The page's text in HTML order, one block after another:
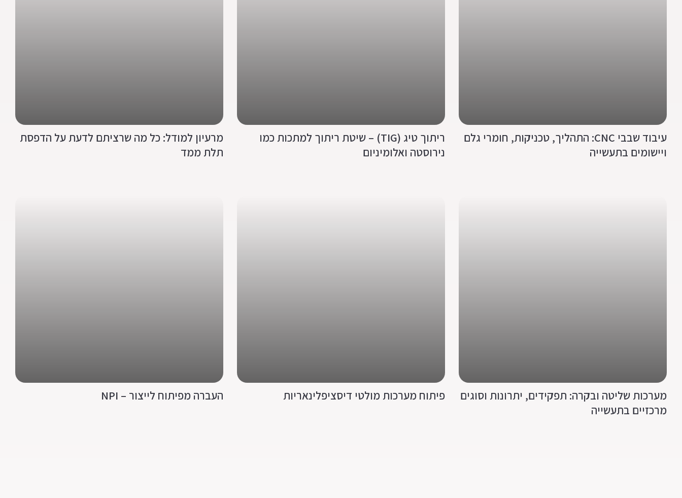
עיבוד שבבי CNC: התהליך, טכניקות, חומרי גלם
ויישומים בתעשייה
ריתוך טיג (TIG) – שיטת ריתוך למתכות כמו
נירוסטה ואלומיניום
מרעיון למודל: כל מה שרציתם לדעת על הדפסת
תלת ממד
מערכות שליטה ובקרה: תפקידים, יתרונות וסוגים
מרכזיים בתעשייה
פיתוח מערכות מולטי דיסציפלינאריות העברה מפיתוח לייצור – NPI